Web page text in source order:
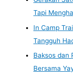
Tapi
In Camp
Tangguh
Baksos dan
Bersama